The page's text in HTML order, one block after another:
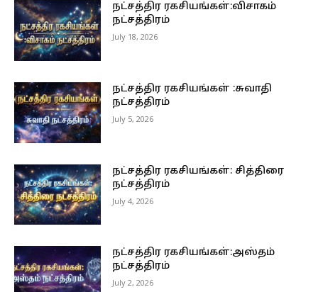
நட்சத்திர ரகசியங்கள்:விசாகம்
நட்சத்திரம்
July 18, 2026
நட்சத்திர ரகசியங்கள் :சுவாதி
நட்சத்திரம்
July 5, 2026
நட்சத்திர ரகசியங்கள்: சித்திரை
நட்சத்திரம்
July 4, 2026
நட்சத்திர ரகசியங்கள்:அஸ்தம்
நட்சத்திரம்
July 2, 2026